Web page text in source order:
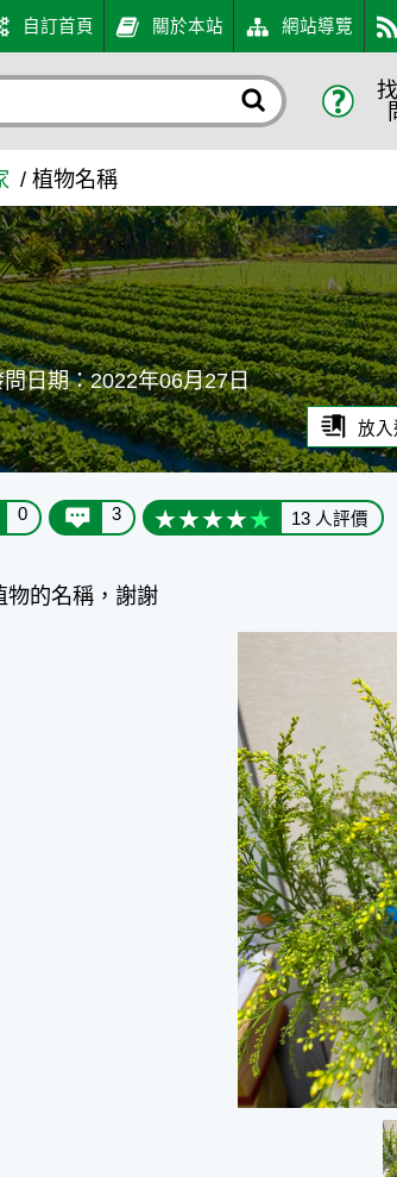
自訂首頁 關於本站 網站導覽
植物名稱
問日期：2022年06月27日
放入
0 3 13 人評價
物的名稱，謝謝